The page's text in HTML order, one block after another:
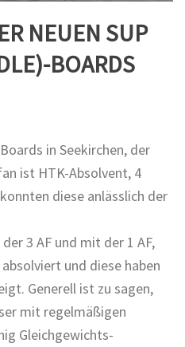
NEUEN SUP
BOARDS
in Seekirchen, der
ist HTK-Absolvent, 4
diese anlässlich der
3 AF und mit der 1 AF,
und diese haben
Generell ist zu sagen,
mit regelmäßigen
Gleichgewichts-